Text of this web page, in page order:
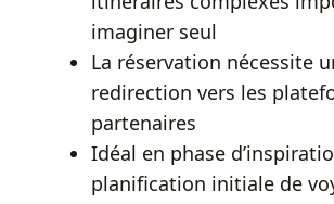
imaginer seul
La réservation nécessite
redirection vers les
partenaires
Idéal en phase
planification initiale de